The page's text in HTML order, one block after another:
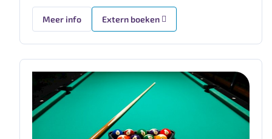
Meer info Extern boeken